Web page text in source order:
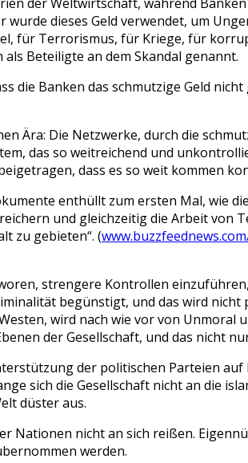
dieses Geld verwendet, um
für Terrorismus, für Kriege, für
Beteiligte an dem Skandal genannt.
die Banken das schmutzige Geld
Ära: Die Netzwerke, durch die
das so weitreichend und
dass es so weit kommen
enthüllt zum ersten Mal, wie
und gleichzeitig die Arbeit von
zu gebieten“. (
strengere Kontrollen
begünstigt, und das wird
wird nach wie vor von
der Gesellschaft, und das nicht
der politischen Parteien
sich die Gesellschaft nicht an die
düster aus.
Nationen nicht an sich reißen.
werden.